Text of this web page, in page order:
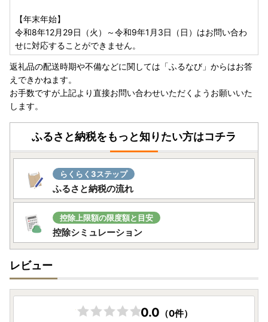
【年末年始】
令和8年12月29日（火）～令和9年1月3日（日）はお問い合わ
せに対応することができません。
返礼品の配送時期や不備などに関しては「ふるなび」からはお答
えできかねます。
お手数ですが上記より直接お問い合わせいただくようお願いいた
します。
ふるさと納税をもっと知りたい方はコチラ
らくらく3ステップ
ふるさと納税の流れ
控除上限額の限度額と目安
控除シミュレーション
レビュー
0.0 （0件）